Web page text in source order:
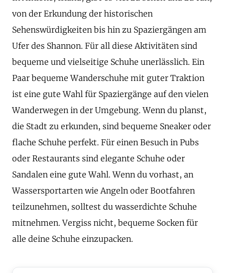
von der Erkundung der historischen
Sehenswürdigkeiten bis hin zu Spaziergängen am
Ufer des Shannon. Für all diese Aktivitäten sind
bequeme und vielseitige Schuhe unerlässlich. Ein
Paar bequeme Wanderschuhe mit guter Traktion
ist eine gute Wahl für Spaziergänge auf den vielen
Wanderwegen in der Umgebung. Wenn du planst,
die Stadt zu erkunden, sind bequeme Sneaker oder
flache Schuhe perfekt. Für einen Besuch in Pubs
oder Restaurants sind elegante Schuhe oder
Sandalen eine gute Wahl. Wenn du vorhast, an
Wassersportarten wie Angeln oder Bootfahren
teilzunehmen, solltest du wasserdichte Schuhe
mitnehmen. Vergiss nicht, bequeme Socken für
alle deine Schuhe einzupacken.